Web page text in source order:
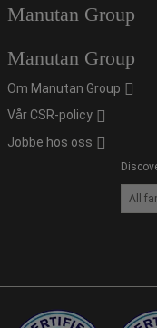
Manutan Group
Manutan Group
Om Manutan Group
Vår CSR-policy
Jobbe hos oss